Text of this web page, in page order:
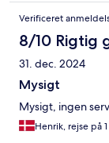
Verificeret
8/10 Rigtig
31. dec. 2024
Mysigt
Mysigt, ingen
Henrik, rejse på